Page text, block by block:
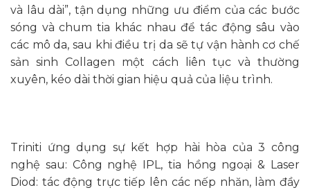
và lâu dài”, tận dụng những ưu điểm của các bước
sóng và chum tia khác nhau để tác động sâu vào
các mô da, sau khi điều trị da sẽ tự vận hành cơ chế
sản sinh Collagen một cách liên tục và thường
xuyên, kéo dài thời gian hiệu quả của liệu trình.
Triniti ứng dụng sự kết hợp hài hòa của 3 công
nghệ sau: Công nghệ IPL, tia hồng ngoại & Laser
Diod: tác động trực tiếp lên các nếp nhăn, làm đầy